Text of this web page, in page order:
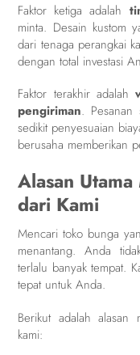
Faktor ketiga adalah
minta. Desain kustom
dari tenaga perangkai
dengan total investasi
Faktor terakhir adalah
pengiriman. Pesanan
sedikit penyesuaian
berusaha memberikan
Alasan
dari Kami
Mencari toko bunga
menantang. Anda
terlalu banyak tempat.
tepat untuk Anda.
Berikut adalah alasan
kami: